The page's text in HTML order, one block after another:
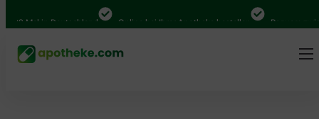
Mal in Deutschland Online bei Ihrer Apotheke bestellen Bequem
Lebensqualität & Prävention